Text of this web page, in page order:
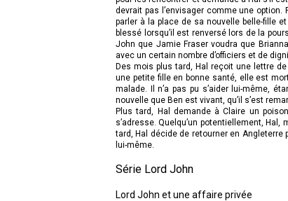
devrait pas l’envisager comme une
parler à la place de sa nouvelle belle-fille
blessé lorsqu’il est renversé lors de la
John que Jamie Fraser voudra que
avec un certain nombre d’officiers et de
Des mois plus tard, Hal reçoit une lettre
une petite fille en bonne santé, elle est
malade. Il n’a pas pu s’aider lui-même,
nouvelle que Ben est vivant, qu’il s’est
Plus tard, Hal demande à Claire un
s’adresse. Quelqu’un potentiellement,
tard, Hal décide de retourner en Angleterre
lui-même.
Série Lord John
Lord John et une affaire privée